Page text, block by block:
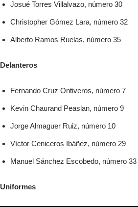
Josué Torres Villalvazo, número 30
Christopher Gómez Lara, número 32
Alberto Ramos Ruelas, número 35
Delanteros
Fernando Cruz Ontiveros, número 7
Kevin Chaurand Peaslan, número 9
Jorge Almaguer Ruiz, número 10
Víctor Ceniceros Ibáñez, número 29
Manuel Sánchez Escobedo, número 33
Uniformes